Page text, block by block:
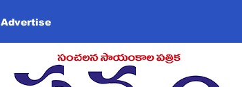
Advertise